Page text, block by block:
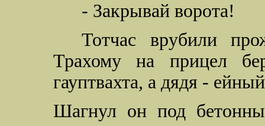
- Закрывай ворота!
Тотчас врубили
Трахому на прицел
гауптвахта, а дядя -
Шагнул он под